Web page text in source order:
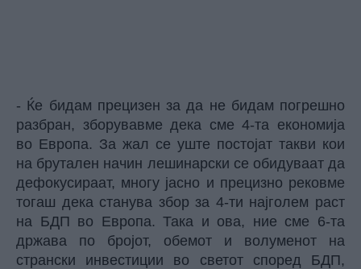
- Ќе бидам прецизен за да не бидам погрешно
разбран, зборувавме дека сме 4-та економија
во Европа. За жал се уште постојат такви кои
на брутален начин лешинарски се обидуваат да
дефокусираат, многу јасно и прецизно рековме
тогаш дека станува збор за 4-ти најголем раст
на БДП во Европа. Така и ова, ние сме 6-та
држава по бројот, обемот и волуменот на
странски инвестиции во светот според БДП,